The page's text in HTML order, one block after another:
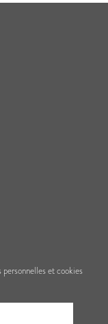
personnelles et cookies